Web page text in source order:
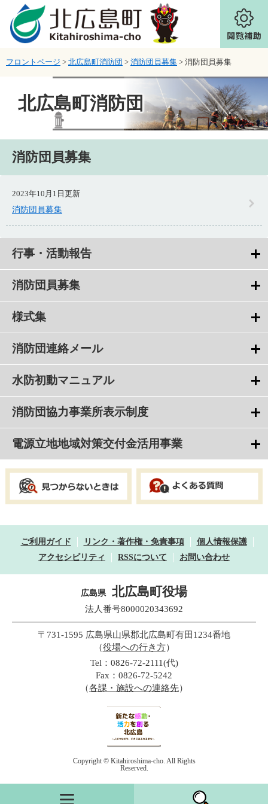
ページの先頭です。
メニューを飛ばして本文へ
フロントページ > 北広島町消防団 > 消防団員募集 > 消防団員募集
北広島町消防団
行事・活動報告
消防団員募集
様式集
消防団連絡メール
水防初動マニュアル
消防団協力事業所表示制度
電源立地地域対策交付金活用事業
消防団員募集
2023年10月1日更新
消防団員募集
ご利用ガイド リンク・著作権・免責事項
個人情報保護
アクセシビリティ
RSSについて お問い合わせ
広島県 北広島町役場
法人番号8000020343692
〒731-1595 広島県山県郡北広島町有田1234番地
（役場への行き方）
Tel：0826-72-2111(代)
Fax：0826-72-5242
（各課・施設への連絡先）
Copyright © Kitahiroshima-cho. All Rights
Reserved.